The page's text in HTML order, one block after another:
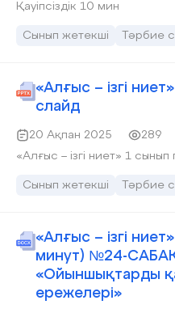
Қауіпсіздік 10 мин
Сынып жетекші Тәрбие
«Алғыс – ізгі
слайд
20 Ақпан 2025
289
«Алғыс – ізгі ниет» 1
Сынып жетекші Тәрбие
«Алғыс – ізгі
минут) №24-
«Ойыншықтарды
ережелері»